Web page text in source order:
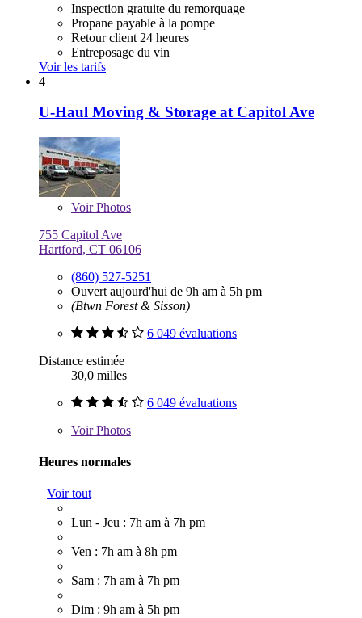
Inspection gratuite du remorquage
Propane payable à la pompe
Retour client 24 heures
Entreposage du vin
Voir les tarifs
4
U-Haul Moving & Storage at Capitol Ave
VoirPhotos
755 Capitol Ave
Hartford, CT 06106
(860) 527-5251
Ouvert aujourd'hui de 9h am à 5h pm
(Btwn Forest & Sisson)
6 049 évaluations
Distance estimée
30,0 milles
6 049 évaluations
VoirPhotos
Heures normales
Voir tout
Lun - Jeu : 7h am à 7h pm
Ven : 7h am à 8h pm
Sam : 7h am à 7h pm
Dim : 9h am à 5h pm